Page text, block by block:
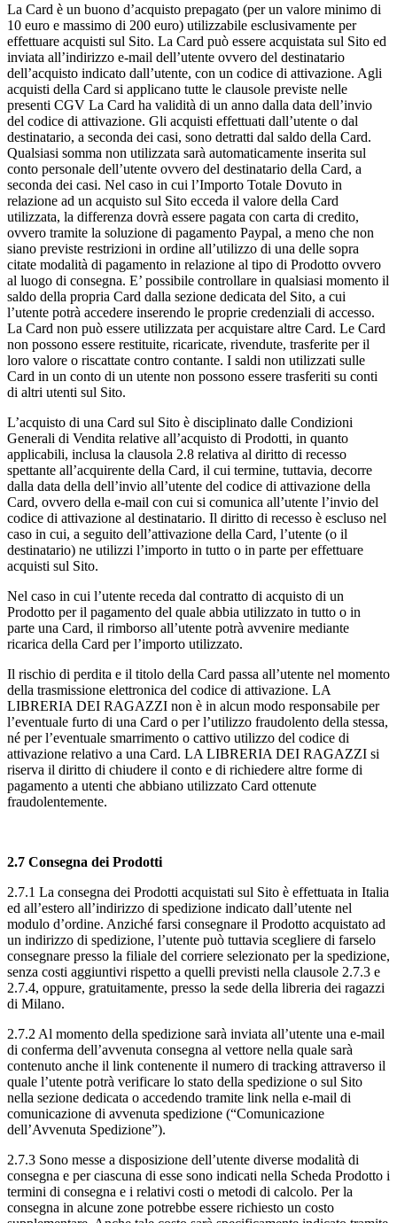
La Card è un buono d’acquisto prepagato (per un valore minimo di
10 euro e massimo di 200 euro) utilizzabile esclusivamente per
effettuare acquisti sul Sito. La Card può essere acquistata sul Sito ed
inviata all’indirizzo e-mail dell’utente ovvero del destinatario
dell’acquisto indicato dall’utente, con un codice di attivazione. Agli
acquisti della Card si applicano tutte le clausole previste nelle
presenti CGV La Card ha validità di un anno dalla data dell’invio
del codice di attivazione. Gli acquisti effettuati dall’utente o dal
destinatario, a seconda dei casi, sono detratti dal saldo della Card.
Qualsiasi somma non utilizzata sarà automaticamente inserita sul
conto personale dell’utente ovvero del destinatario della Card, a
seconda dei casi. Nel caso in cui l’Importo Totale Dovuto in
relazione ad un acquisto sul Sito ecceda il valore della Card
utilizzata, la differenza dovrà essere pagata con carta di credito,
ovvero tramite la soluzione di pagamento Paypal, a meno che non
siano previste restrizioni in ordine all’utilizzo di una delle sopra
citate modalità di pagamento in relazione al tipo di Prodotto ovvero
al luogo di consegna. E’ possibile controllare in qualsiasi momento il
saldo della propria Card dalla sezione dedicata del Sito, a cui
l’utente potrà accedere inserendo le proprie credenziali di accesso.
La Card non può essere utilizzata per acquistare altre Card. Le Card
non possono essere restituite, ricaricate, rivendute, trasferite per il
loro valore o riscattate contro contante. I saldi non utilizzati sulle
Card in un conto di un utente non possono essere trasferiti su conti
di altri utenti sul Sito.
L’acquisto di una Card sul Sito è disciplinato dalle Condizioni
Generali di Vendita relative all’acquisto di Prodotti, in quanto
applicabili, inclusa la clausola 2.8 relativa al diritto di recesso
spettante all’acquirente della Card, il cui termine, tuttavia, decorre
dalla data della dell’invio all’utente del codice di attivazione della
Card, ovvero della e-mail con cui si comunica all’utente l’invio del
codice di attivazione al destinatario. Il diritto di recesso è escluso nel
caso in cui, a seguito dell’attivazione della Card, l’utente (o il
destinatario) ne utilizzi l’importo in tutto o in parte per effettuare
acquisti sul Sito.
Nel caso in cui l’utente receda dal contratto di acquisto di un
Prodotto per il pagamento del quale abbia utilizzato in tutto o in
parte una Card, il rimborso all’utente potrà avvenire mediante
ricarica della Card per l’importo utilizzato.
Il rischio di perdita e il titolo della Card passa all’utente nel momento
della trasmissione elettronica del codice di attivazione. LA
LIBRERIA DEI RAGAZZI non è in alcun modo responsabile per
l’eventuale furto di una Card o per l’utilizzo fraudolento della stessa,
né per l’eventuale smarrimento o cattivo utilizzo del codice di
attivazione relativo a una Card. LA LIBRERIA DEI RAGAZZI si
riserva il diritto di chiudere il conto e di richiedere altre forme di
pagamento a utenti che abbiano utilizzato Card ottenute
fraudolentemente.
2.7 Consegna dei Prodotti
2.7.1 La consegna dei Prodotti acquistati sul Sito è effettuata in Italia
ed all’estero all’indirizzo di spedizione indicato dall’utente nel
modulo d’ordine. Anziché farsi consegnare il Prodotto acquistato ad
un indirizzo di spedizione, l’utente può tuttavia scegliere di farselo
consegnare presso la filiale del corriere selezionato per la spedizione,
senza costi aggiuntivi rispetto a quelli previsti nella clausole 2.7.3 e
2.7.4, oppure, gratuitamente, presso la sede della libreria dei ragazzi
di Milano.
2.7.2 Al momento della spedizione sarà inviata all’utente una e-mail
di conferma dell’avvenuta consegna al vettore nella quale sarà
contenuto anche il link contenente il numero di tracking attraverso il
quale l’utente potrà verificare lo stato della spedizione o sul Sito
nella sezione dedicata o accedendo tramite link nella e-mail di
comunicazione di avvenuta spedizione (“Comunicazione
dell’Avvenuta Spedizione”).
2.7.3 Sono messe a disposizione dell’utente diverse modalità di
consegna e per ciascuna di esse sono indicati nella Scheda Prodotto i
termini di consegna e i relativi costi o metodi di calcolo. Per la
consegna in alcune zone potrebbe essere richiesto un costo